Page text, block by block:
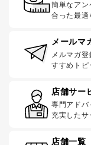
簡単なアン
合った最適
メールマ
メルマガ
すすめトピ
店舗サー
専門アドバ
充実したサ
店舗一覧